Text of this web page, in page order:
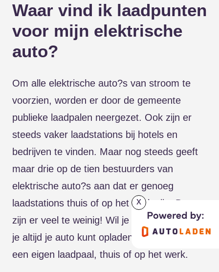
Waar vind ik laadpunten
voor mijn elektrische
auto?
Om alle elektrische auto?s van stroom te
voorzien, worden er door de gemeente
publieke laadpalen neergezet. Ook zijn er
steeds vaker laadstations bij hotels en
bedrijven te vinden. Maar nog steeds geeft
maar drie op de tien bestuurders van
elektrische auto?s aan dat er genoeg
laadstations thuis of op het werk zijn. Dat
zijn er veel te weinig! Wil je zeker weten dat
je altijd je auto kunt opladen? Kies dan voor
een eigen laadpaal, thuis of op het werk.
x